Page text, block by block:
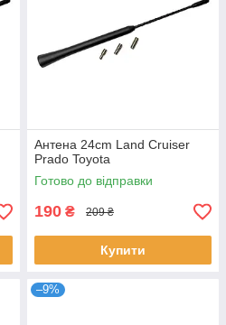
Антена 24cm Land Cruiser
Prado Toyota
Готово до відправки
190 ₴ 209 ₴
Купити
–9%